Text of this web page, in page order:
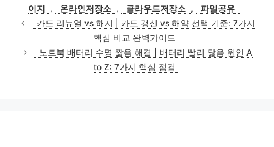
이지
, 온라인저장소 , 클라우드저장소 ,
파일공유
카드 리뉴얼 vs 해지 | 카드 갱신 vs 해약 선택 기준: 7가지
핵심 비교 완벽가이드
노트북 배터리 수명 짧음 해결 | 배터리 빨리 닳음 원인 A
to Z: 7가지 핵심 점검